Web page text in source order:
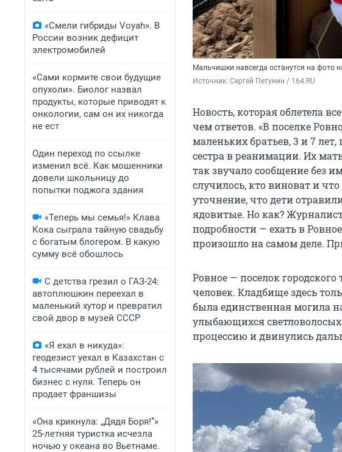
«Смели гибриды Voyah». В
России возник дефицит
электромобилей
«Сами кормите свои будущие
опухоли». Биолог назвал
продукты, которые приводят к
онкологии, сам он их никогда
не ест
Один переход по ссылке
изменил всё. Как мошенники
довели школьницу до
попытки поджога здания
«Теперь мы семья!» Клава
Кока сыграла тайную свадьбу
с богатым блогером. В какую
сумму всё обошлось
С детства грезил о ГАЗ-24:
автоплюшкин переехал в
маленький хутор и превратил
свой двор в музей СССР
«Я ехал в никуда»:
геодезист уехал в Казахстан с
4 тысячами рублей и построил
бизнес с нуля. Теперь он
продает франшизы
«Она крикнула: „Дядя Боря!“»
25-летняя туристка исчезла
ночью у океана во Вьетнаме.
Мальчишки навсегда останутся на фото
Источник: Сергей Петунин / 164.RU
Новость, которая облетела
чем ответов. «В поселке
маленьких братьев, 3 и 7
сестра в реанимации. Их
так звучало сообщение без
случилось, кто виноват и
уточнение, что дети
ядовитые. Но как?
подробности — ехать в
произошло на самом деле.
Ровное — поселок
человек. Кладбище здесь
была единственная могила
улыбающихся
процессию и двинулись